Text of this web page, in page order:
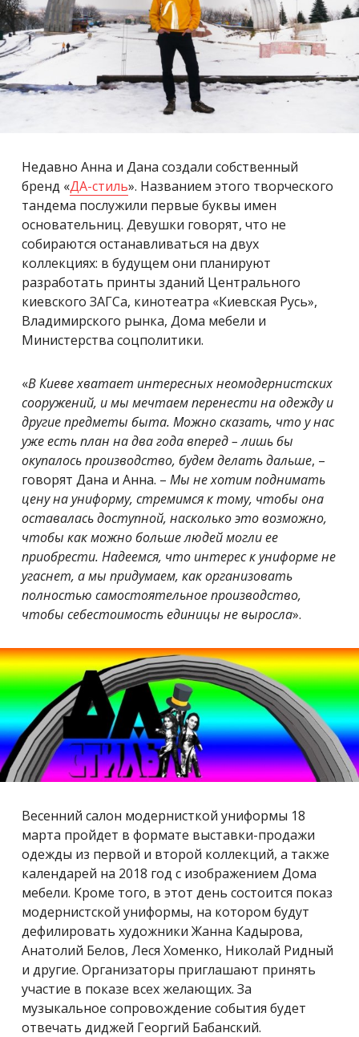
Недавно Анна и Дана создали собственный
бренд «ДА-стиль». Названием этого творческого
тандема послужили первые буквы имен
основательниц. Девушки говорят, что не
собираются останавливаться на двух
коллекциях: в будущем они планируют
разработать принты зданий Центрального
киевского ЗАГСа, кинотеатра «Киевская Русь»,
Владимирского рынка, Дома мебели и
Министерства соцполитики.
«В Киеве хватает интересных неомодернистских
сооружений, и мы мечтаем перенести на одежду и
другие предметы быта. Можно сказать, что у нас
уже есть план на два года вперед – лишь бы
окупалось производство, будем делать дальше, –
говорят Дана и Анна. – Мы не хотим поднимать
цену на униформу, стремимся к тому, чтобы она
оставалась доступной, насколько это возможно,
чтобы как можно больше людей могли ее
приобрести. Надеемся, что интерес к униформе не
угаснет, а мы придумаем, как организовать
полностью самостоятельное производство,
чтобы себестоимость единицы не выросла».
Весенний салон модернисткой униформы 18
марта пройдет в формате выставки-продажи
одежды из первой и второй коллекций, а также
календарей на 2018 год с изображением Дома
мебели. Кроме того, в этот день состоится показ
модернистской униформы, на котором будут
дефилировать художники Жанна Кадырова,
Анатолий Белов, Леся Хоменко, Николай Ридный
и другие. Организаторы приглашают принять
участие в показе всех желающих. За
музыкальное сопровождение события будет
отвечать диджей Георгий Бабанский.